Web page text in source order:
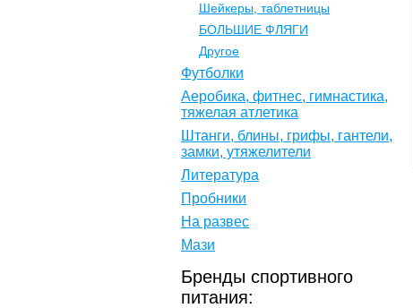
Шейкеры, таблетницы
БОЛЬШИЕ ФЛЯГИ
Другое
Футболки
Аеробика, фитнес, гимнастика,
тяжелая атлетика
Штанги, блины, грифы, гантели,
замки, утяжелители
Литература
Пробники
На развес
Мази
Бренды спортивного
питания: